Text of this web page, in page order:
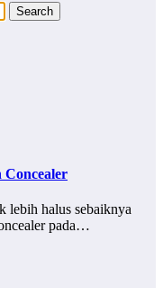
Concealer
lebih halus sebaiknya
pada…